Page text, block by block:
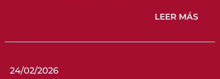
LEER MÁS
24/02/2026